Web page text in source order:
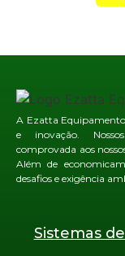
A Ezatta
e inovação.
comprovada aos
Além de
desafios e exigência
Sistemas